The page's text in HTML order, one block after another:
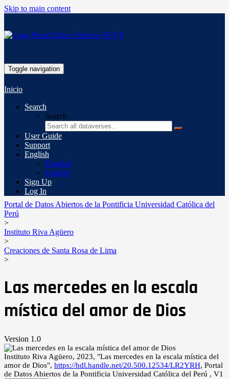
Skip to main content
Toggle navigation
Inicio
Search
Search
User Guide
Support
English
Español
English
Sign Up
Log In
Portal de Datos Abiertos de la Pontificia Universidad Católica del
Perú
>
Instituto Riva Agüero
>
Creaciones de Santa Rosa de Lima
>
Las mercedes en la escala
mística del amor de Dios
Version 1.0
Instituto Riva Agüero, 2023, "Las mercedes en la escala mística del
amor de Dios", https://hdl.handle.net/20.500.12534/LR2YRH, Portal
de Datos Abiertos de la Pontificia Universidad Católica del Perú , V1